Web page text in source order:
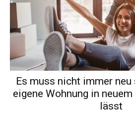
Es muss nicht immer neu
eigene Wohnung in
lässt